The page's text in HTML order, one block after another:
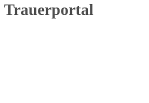
Trauerportal